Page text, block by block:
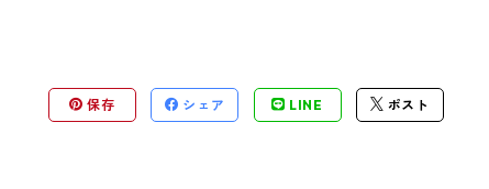
保存 シェア LINE ポスト